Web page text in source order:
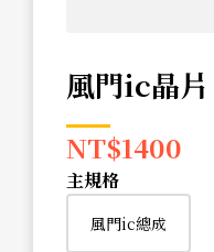
風門ic晶片
NT$1400
主規格
風門ic總成